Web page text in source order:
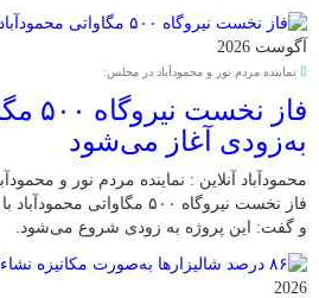
آگوست 2026
نماینده مردم نور و محمودآباد در مجلس:
فاز
به‌زودی آغاز می‌شود
محمودآباد آنلاین : نماینده مردم نور و
و گفت: این پروژه به زودی شروع می‌شود.
2026